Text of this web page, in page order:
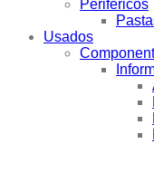
Periféricos
Usados